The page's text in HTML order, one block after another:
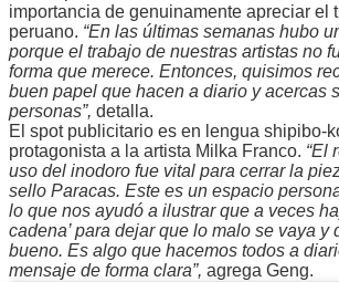
importancia de genuinamente apreciar el
peruano. “En las últimas semanas hubo
porque el trabajo de nuestras artistas no
forma que merece. Entonces, quisimos
buen papel que hacen a diario y acercas
personas”, detalla.
El spot publicitario es en lengua shipibo-
protagonista a la artista Milka Franco. “El
uso del inodoro fue vital para cerrar la
sello Paracas. Este es un espacio
lo que nos ayudó a ilustrar que a veces
cadena’ para dejar que lo malo se vaya y
bueno. Es algo que hacemos todos a
mensaje de forma clara”, agrega Geng.